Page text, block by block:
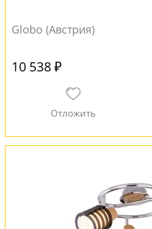
Globo (Австрия)
10 538 ₽